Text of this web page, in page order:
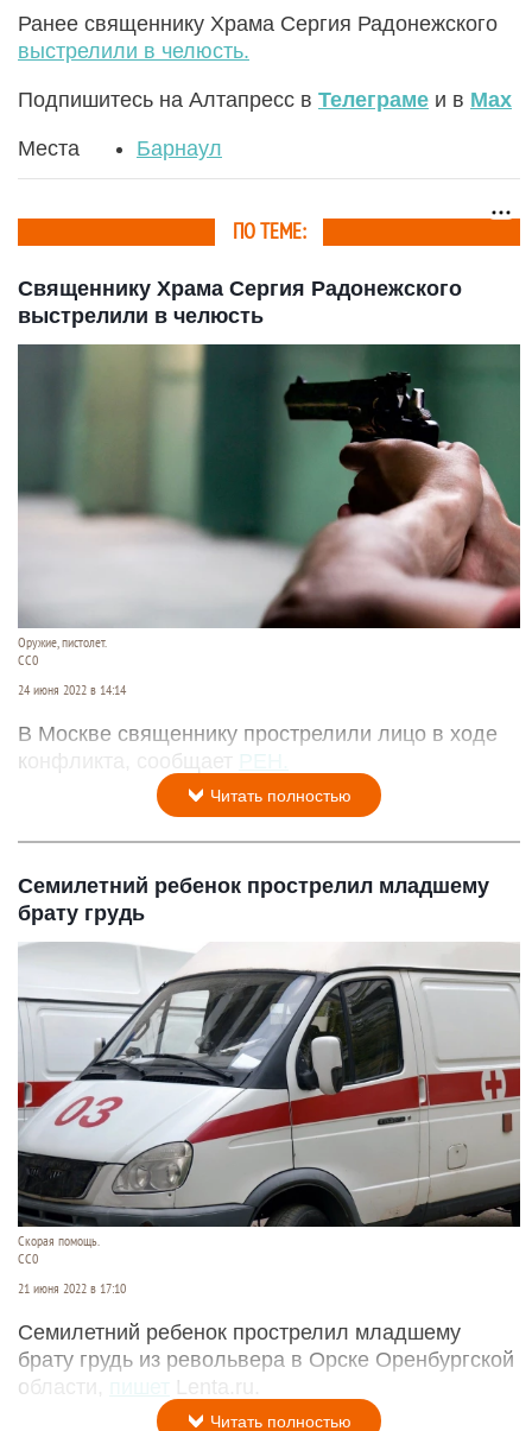
Ранее священнику Храма Сергия Радонежского
выстрелили в челюсть.
Подпишитесь на Алтапресс в Телеграме и в Max
Места Барнаул
ПО ТЕМЕ:
Священнику Храма Сергия Радонежского
выстрелили в челюсть
Оружие, пистолет.
СС0
24 июня 2022 в 14:14
В Москве священнику прострелили лицо в ходе
конфликта, сообщает РЕН.
Читать полностью
Семилетний ребенок прострелил младшему
брату грудь
Скорая помощь.
СС0
21 июня 2022 в 17:10
Семилетний ребенок прострелил младшему
брату грудь из револьвера в Орске Оренбургской
области,
Lenta.ru.
Читать полностью